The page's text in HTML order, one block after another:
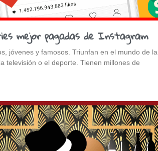
mejor pagadas de Instagram
jóvenes y famosos. Triunfan en el mundo de la
televisión o el deporte. Tienen millones de